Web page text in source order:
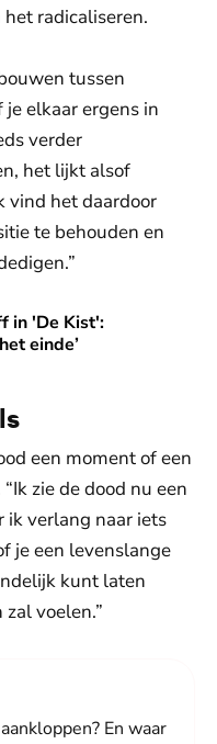
radicaliseren.
tussen
elkaar ergens in
verder
het lijkt alsof
vind het daardoor
te behouden en
in 'De Kist':
einde’
is niet het einde’
een moment of een
zie de dood nu een
ik verlang naar iets
je een levenslange
kunt laten
voelen.”
En waar